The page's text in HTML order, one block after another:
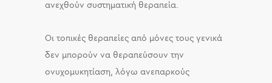
ανεχθούν συστηματική θεραπεία.
Οι τοπικές θεραπείες από μόνες τους γενικά
δεν μπορούν να θεραπεύσουν την
ονυχομυκητίαση, λόγω ανεπαρκούς